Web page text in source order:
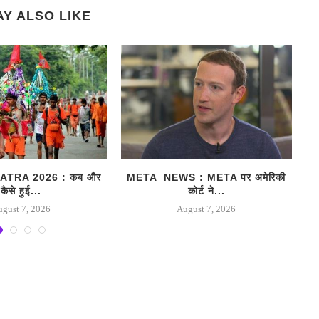
ALSO LIKE
2026 : कब और
कैसे हुई...
7, 2026
META NEWS : META पर अमेरिकी
कोर्ट ने...
August 7, 2026